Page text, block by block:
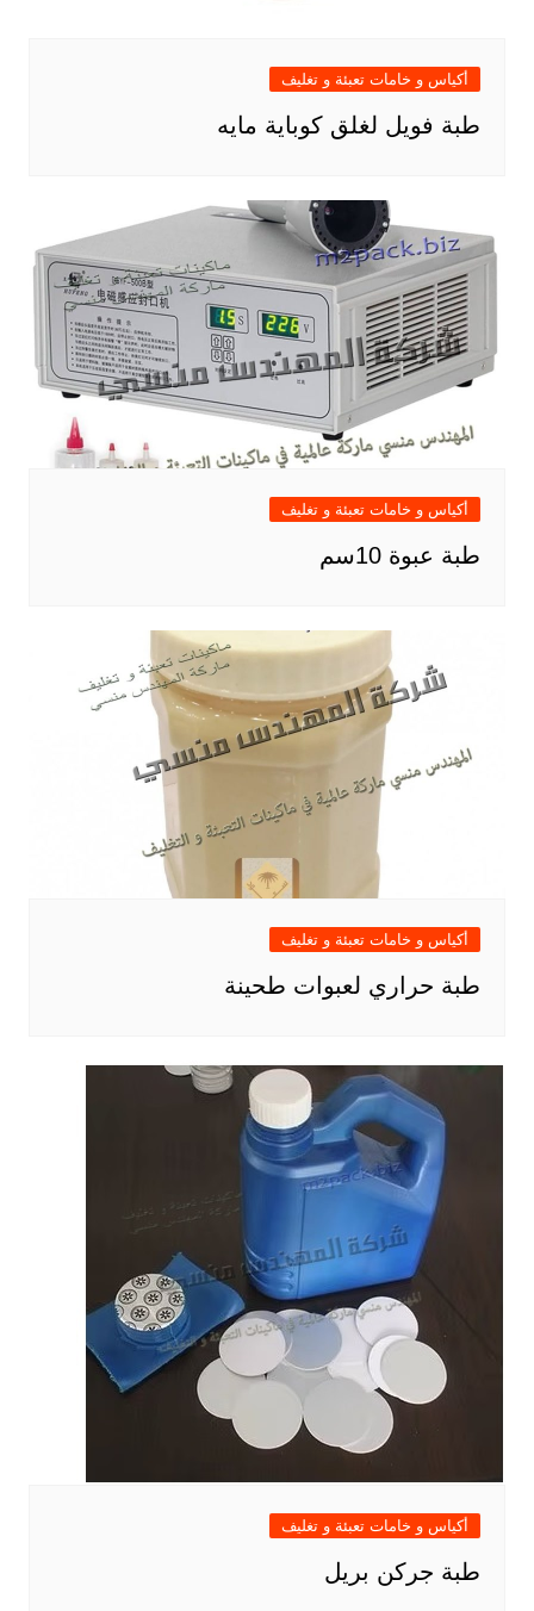
أكياس و خامات تعبئة و تغليف
طبة فويل لغلق كوباية مايه
أكياس و خامات تعبئة و تغليف
طبة عبوة 10سم
أكياس و خامات تعبئة و تغليف
طبة حراري لعبوات طحينة
أكياس و خامات تعبئة و تغليف
طبة جركن بريل